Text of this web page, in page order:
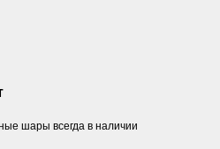
шары всегда в наличии